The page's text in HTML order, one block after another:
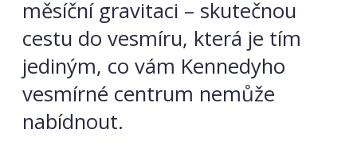
měsíční gravitaci – skutečnou
cestu do vesmíru, která je tím
jediným, co vám Kennedyho
vesmírné centrum nemůže
nabídnout.